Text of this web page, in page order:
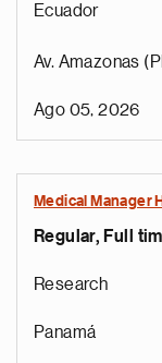
Ecuador
Av. Amazonas
Ago 05, 2026
Medical Manager
Regular, Full
Research
Panamá